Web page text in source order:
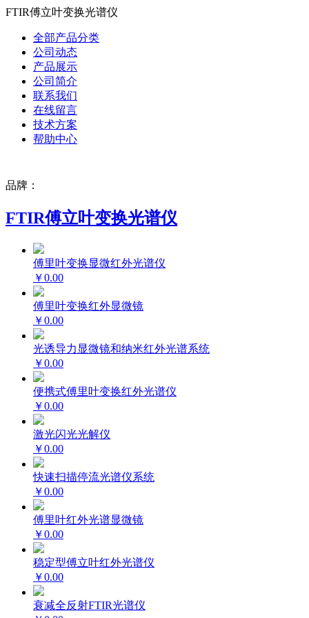
FTIR傅立叶变换光谱仪
全部产品分类
公司动态
产品展示
公司简介
联系我们
在线留言
技术方案
帮助中心
品牌：
FTIR傅立叶变换光谱仪
傅里叶变换显微红外光谱仪
￥0.00
傅里叶变换红外显微镜
￥0.00
光诱导力显微镜和纳米红外光谱系统
￥0.00
便携式傅里叶变换红外光谱仪
￥0.00
激光闪光光解仪
￥0.00
快速扫描停流光谱仪系统
￥0.00
傅里叶红外光谱显微镜
￥0.00
稳定型傅立叶红外光谱仪
￥0.00
衰减全反射FTIR光谱仪